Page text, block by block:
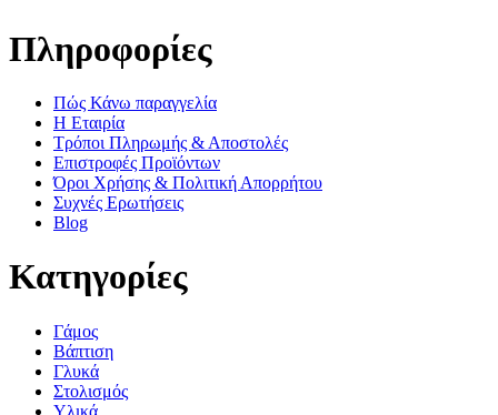
Πληροφορίες
Πώς Κάνω παραγγελία
Η Εταιρία
Τρόποι Πληρωμής & Αποστολές
Επιστροφές Προϊόντων
Όροι Χρήσης & Πολιτική Απορρήτου
Συχνές Ερωτήσεις
Blog
Κατηγορίες
Γάμος
Βάπτιση
Γλυκά
Στολισμός
Υλικά